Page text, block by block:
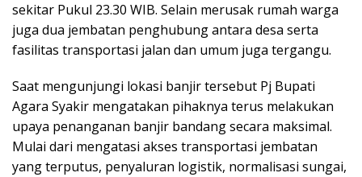
sekitar Pukul 23.30 WIB. Selain merusak rumah warga
juga dua jembatan penghubung antara desa serta
fasilitas transportasi jalan dan umum juga tergangu.
Saat mengunjungi lokasi banjir tersebut Pj Bupati
Agara Syakir mengatakan pihaknya terus melakukan
upaya penanganan banjir bandang secara maksimal.
Mulai dari mengatasi akses transportasi jembatan
yang terputus, penyaluran logistik, normalisasi sungai,